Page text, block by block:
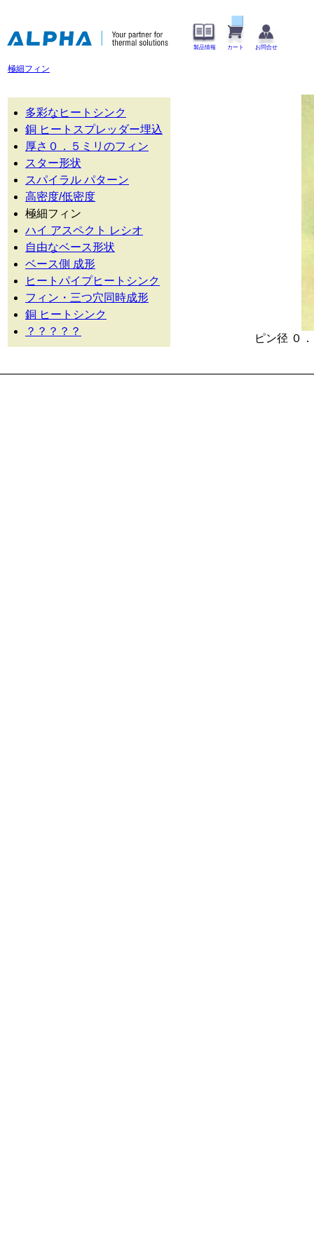
製品情報 カート お問合せ
極細フィン
多彩なヒートシンク
銅 ヒートスプレッダー埋込
厚さ０．５ミリのフィン
スター形状
スパイラル パターン
高密度/低密度
極細フィン
ハイ アスペクト レシオ
自由なベース形状
ベース側 成形
ヒートパイプヒートシンク
フィン・三つ穴同時成形
銅 ヒートシンク
？？？？？
ピン径 ０